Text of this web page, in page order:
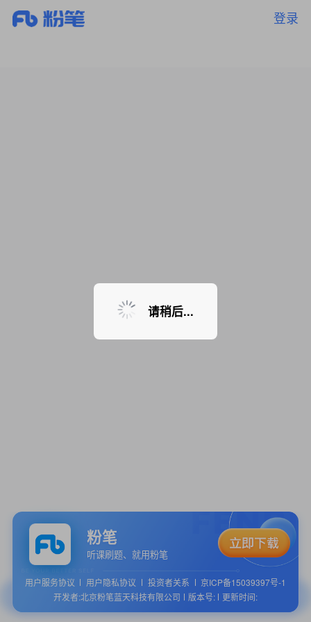
登录
暂无课程，敬请期待
粉笔
听课刷题、就用粉笔
用户服务协议 用户隐私协议 投资者关系
京ICP备15039397号-1
开发者:北京粉笔蓝天科技有限公司
版本号: 更新时间:
请稍后...